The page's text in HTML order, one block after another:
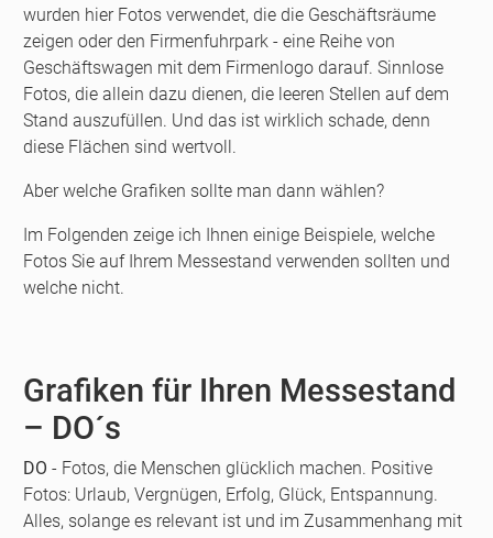
wurden hier Fotos verwendet, die die Geschäftsräume
zeigen oder den Firmenfuhrpark - eine Reihe von
Geschäftswagen mit dem Firmenlogo darauf. Sinnlose
Fotos, die allein dazu dienen, die leeren Stellen auf dem
Stand auszufüllen. Und das ist wirklich schade, denn
diese Flächen sind wertvoll.
Aber welche Grafiken sollte man dann wählen?
Im Folgenden zeige ich Ihnen einige Beispiele, welche
Fotos Sie auf Ihrem Messestand verwenden sollten und
welche nicht.
Grafiken für Ihren Messestand
– DO´s
DO - Fotos, die Menschen glücklich machen. Positive
Fotos: Urlaub, Vergnügen, Erfolg, Glück, Entspannung.
Alles, solange es relevant ist und im Zusammenhang mit